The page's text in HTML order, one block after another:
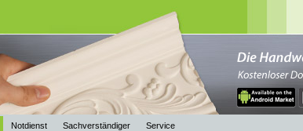
Notdienst Sachverständiger Service